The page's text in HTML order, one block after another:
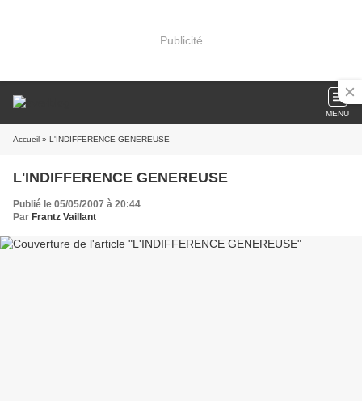
Publicité
MENU
Accueil » L'INDIFFERENCE GENEREUSE
L'INDIFFERENCE GENEREUSE
Publié le 05/05/2007 à 20:44
Par Frantz Vaillant